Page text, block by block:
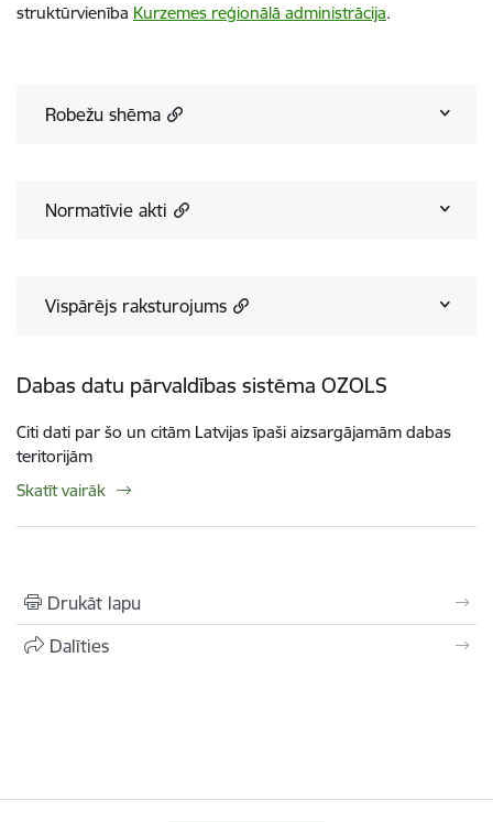
struktūrvienība Kurzemes reģionālā administrācija.
Robežu shēma
Normatīvie akti
Vispārējs raksturojums
Dabas datu pārvaldības sistēma OZOLS
Citi dati par šo un citām Latvijas īpaši aizsargājamām dabas
teritorijām
Skatīt vairāk
Drukāt lapu
Dalīties